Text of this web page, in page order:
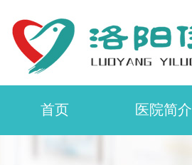
首页 医院简介